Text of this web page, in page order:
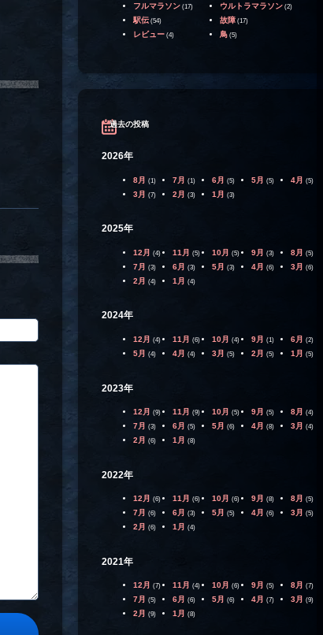
フルマラソン (17) ウルトラマラソン (2)
駅伝 (54) 故障 (17)
レビュー (4) 鳥 (5)
過去の投稿
2026年
8月 (1) 7月 (1) 6月 (5) 5月 (5) 4月 (5)
3月 (7) 2月 (3) 1月 (3)
2025年
12月 (4) 11月 (5) 10月 (5) 9月 (3) 8月 (5)
7月 (3) 6月 (3) 5月 (3) 4月 (6) 3月 (6)
2月 (4) 1月 (4)
2024年
12月 (4) 11月 (6) 10月 (4) 9月 (1) 6月 (2)
5月 (4) 4月 (4) 3月 (5) 2月 (5) 1月 (5)
2023年
12月 (9) 11月 (9) 10月 (5) 9月 (5) 8月 (4)
7月 (3) 6月 (5) 5月 (6) 4月 (8) 3月 (4)
2月 (6) 1月 (8)
2022年
12月 (6) 11月 (6) 10月 (6) 9月 (8) 8月 (5)
7月 (6) 6月 (3) 5月 (5) 4月 (6) 3月 (5)
2月 (6) 1月 (4)
2021年
12月 (7) 11月 (4) 10月 (6) 9月 (5) 8月 (7)
7月 (5) 6月 (6) 5月 (6) 4月 (7) 3月 (9)
2月 (9) 1月 (8)